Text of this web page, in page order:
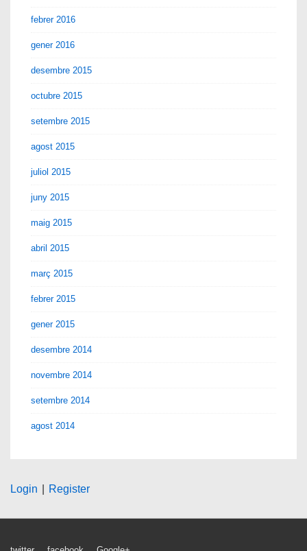
febrer 2016
gener 2016
desembre 2015
octubre 2015
setembre 2015
agost 2015
juliol 2015
juny 2015
maig 2015
abril 2015
març 2015
febrer 2015
gener 2015
desembre 2014
novembre 2014
setembre 2014
agost 2014
Login Register